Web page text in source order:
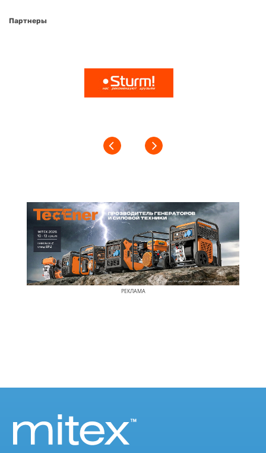
Партнеры
РЕКЛАМА